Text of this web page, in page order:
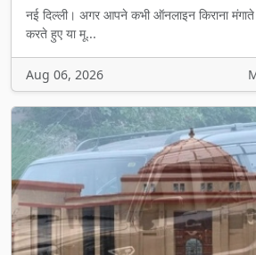
नई दिल्ली। अगर आपने कभी ऑनलाइन किराना
करते हुए या मू...
Aug 06, 2026